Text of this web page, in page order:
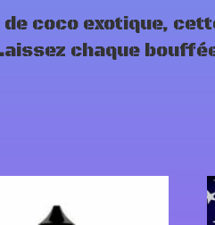
de coco exotique,
chaque